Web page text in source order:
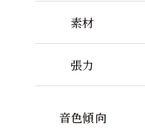
素材
張力
音色傾向